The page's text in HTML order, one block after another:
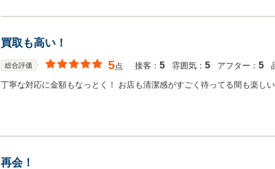
買取も高い！
総合評価 5点 接客： 5 雰囲気： 5 アフター： 5
丁寧な対応に金額もなっとく！ お店も清潔感がすごく待ってる間も楽し
再会！